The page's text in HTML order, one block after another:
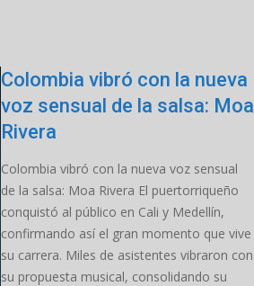
Colombia vibró con la nueva
voz sensual de la salsa: Moa
Rivera
Colombia vibró con la nueva voz sensual
de la salsa: Moa Rivera El puertorriqueño
conquistó al público en Cali y Medellín,
confirmando así el gran momento que vive
su carrera. Miles de asistentes vibraron con
su propuesta musical, consolidando su